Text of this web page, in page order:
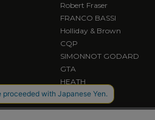
Robert Fraser
FRANCO BASSI
Holliday & Brown
CQP
SIMONNOT GODARD
GTA
HEATH
DANHERA